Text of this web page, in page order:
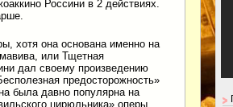
Россини в 2 действиях.
хотя она основана именно на
или Тщетная
дал своему произведению
предосторожность»
была давно популярна на
цирюльника» оперы